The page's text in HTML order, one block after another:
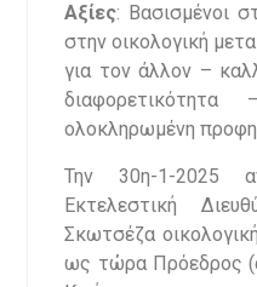
Αξίες: Βασισμένοι
στην οικολογική
για τον άλλον –
ολοκληρωμένη
Την 30η-1-2025
Εκτελεστική
Σκωτσέζα
ως τώρα Πρόεδρος